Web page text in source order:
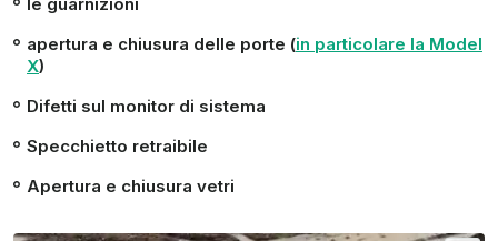
le guarnizioni
apertura e chiusura delle porte (in particolare la Model
X)
Difetti sul monitor di sistema
Specchietto retraibile
Apertura e chiusura vetri